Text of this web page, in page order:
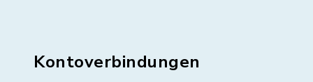
Kontoverbindungen